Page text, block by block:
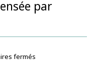
par
fermés